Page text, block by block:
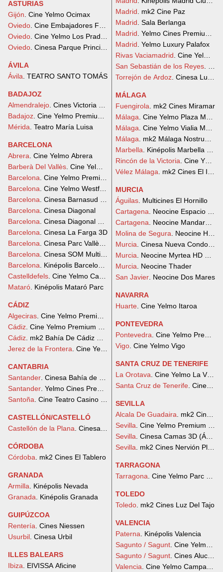
ASTURIAS
Gijón . Cine Yelmo Ocimax
Oviedo . Cine Embajadores Foncalada
Oviedo . Cine Yelmo Los Prados
Oviedo . Cinesa Parque Principado
ÁVILA
Ávila . TEATRO SANTO TOMÁS
BADAJOZ
Almendralejo . Cines Victoria Almendralejo
Badajoz . Cine Yelmo Premium El Faro
Mérida . Teatro María Luisa
BARCELONA
Abrera . Cine Yelmo Abrera
Barberà Del Vallès . Cine Yelmo Baricentro
Barcelona . Cine Yelmo Premium Sant Cugat
Barcelona . Cine Yelmo Westfield La Maquinista
Barcelona . Cinesa Barnasud 3D
Barcelona . Cinesa Diagonal
Barcelona . Cinesa Diagonal Mar 3D
Barcelona . Cinesa La Farga 3D
Barcelona . Cinesa Parc Vallès 3D
Barcelona . Cinesa SOM Multiespai
Barcelona . Kinépolis Barcelona Splau
Castelldefels . Cine Yelmo Castelldefels
Mataró . Kinépolis Mataró Parc
CÁDIZ
Algeciras . Cine Yelmo Premium Puerta Europa
Cádiz . Cine Yelmo Premium Bahía Sur
Cádiz . mk2 Bahía De Cádiz Cines Premium
Jerez de la Frontera . Cine Yelmo Area Sur
CANTABRIA
Santander . Cinesa Bahía de Santander 3D
Santander . Yelmo Cines Premium Peñacastillo
Santoña . Cine Teatro Casino Liceo Santoña
CASTELLÓN/CASTELLÓ
Castellón de la Plana . Cinesa La Salera
CÓRDOBA
Córdoba . mk2 Cines El Tablero
GRANADA
Armilla . Kinépolis Nevada
Granada . Kinépolis Granada
GUIPÚZCOA
Rentería . Cines Niessen
Usurbil . Cinesa Urbil
ILLES BALEARS
Ibiza . EIVISSA Aficine
Madrid . mk2 Cine Paz
Madrid . Sala Berlanga
Madrid . Yelmo Cines Premium
Madrid . Yelmo Luxury Palafox
Rivas Vaciamadrid . Cine Yelmo
San Sebastián de los Reyes
Torrejón de Ardoz . Cinesa Luxe
MÁLAGA
Fuengirola . mk2 Cines Miramar
Málaga . Cine Yelmo Plaza Mayor
Málaga . Cine Yelmo Vialia Malaga
Málaga . mk2 Málaga Nostrum
Marbella . Kinépolis Marbella La
Rincón de la Victoria . Cine
Vélez Málaga . mk2 Cines El
MURCIA
Águilas . Multicines El Hornillo
Cartagena . Neocine Espacio
Cartagena . Neocine Mandarache
Molina de Segura . Neocine HD
Murcia . Cinesa Nueva
Murcia . Neocine Myrtea HD
Murcia . Neocine Thader
San Javier . Neocine Dos Mares
NAVARRA
Huarte . Cine Yelmo Itaroa
PONTEVEDRA
Pontevedra . Cine Yelmo
Vigo . Cine Yelmo Vigo
SANTA CRUZ DE TENERIFE
La Orotava . Cine Yelmo La Villa-
Santa Cruz de Tenerife . Cine
SEVILLA
Alcala De Guadaira . mk2 Cines
Sevilla . Cine Yelmo Premium
Sevilla . Cinesa Camas 3D
Sevilla . mk2 Cines Nervión Plaza
TARRAGONA
Tarragona . Cine Yelmo Parc
TOLEDO
Toledo . mk2 Cines Luz Del Tajo
VALENCIA
Paterna . Kinépolis Valencia
Sagunto / Sagunt . Cine Yelmo
Sagunto / Sagunt . Cines Alucine
Valencia . Cine Yelmo Campanar